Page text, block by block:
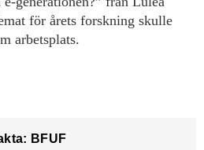
för årets forskning skulle
arbetsplats.
BFUF